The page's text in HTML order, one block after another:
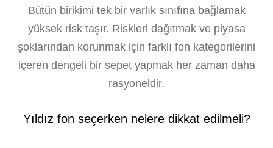
Bütün birikimi tek bir varlık sınıfına bağlamak
yüksek risk taşır. Riskleri dağıtmak ve piyasa
şoklarından korunmak için farklı fon kategorilerini
içeren dengeli bir sepet yapmak her zaman daha
rasyoneldir.
Yıldız fon seçerken nelere dikkat edilmeli?